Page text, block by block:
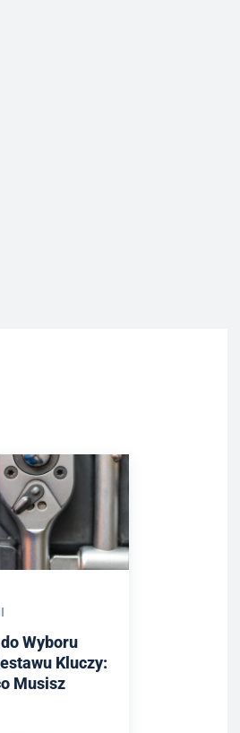
Wyboru
Kluczy:
Musisz